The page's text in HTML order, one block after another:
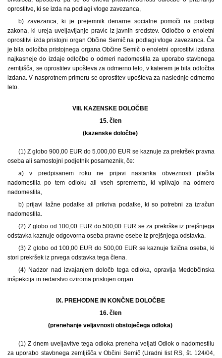
oprostitve, ki se izda na podlagi vloge zavezanca,
b) zavezanca, ki je prejemnik denarne socialne pomoči na podlagi
zakona, ki ureja uveljavljanje pravic iz javnih sredstev. Odločbo o enoletni
oprostitvi izda pristojni organ Občine Semič na podlagi vloge zavezanca. Če
je bila odločba pristojnega organa Občine Semič o enoletni oprostitvi izdana
najkasneje do izdaje odločbe o odmeri nadomestila za uporabo stavbnega
zemljišča, se oprostitev upošteva za odmerno leto, v katerem je bila odločba
izdana. V nasprotnem primeru se oprostitev upošteva za naslednje odmerno
leto.
VIII. KAZENSKE DOLOČBE
15. člen
(kazenske določbe)
(1) Z globo 900,00 EUR do 5.000,00 EUR se kaznuje za prekršek pravna
oseba ali samostojni podjetnik posameznik, če:
a) v predpisanem roku ne prijavi nastanka obveznosti plačila
nadomestila po tem odloku ali vseh sprememb, ki vplivajo na odmero
nadomestila,
b) prijavi lažne podatke ali prikriva podatke, ki so potrebni za izračun
nadomestila.
(2) Z globo od 100,00 EUR do 500,00 EUR se za prekrške iz prejšnjega
odstavka kaznuje odgovorna oseba pravne osebe iz prejšnjega odstavka.
(3) Z globo od 100,00 EUR do 500,00 EUR se kaznuje fizična oseba, ki
stori prekršek iz prvega odstavka tega člena.
(4) Nadzor nad izvajanjem določb tega odloka, opravlja Medobčinska
inšpekcija in redarstvo oziroma pristojen organ.
IX. PREHODNE IN KONČNE DOLOČBE
16. člen
(prenehanje veljavnosti obstoječega odloka)
(1) Z dnem uveljavitve tega odloka preneha veljati Odlok o nadomestilu
za uporabo stavbnega zemljišča v Občini Semič (Uradni list RS, št. 124/04,